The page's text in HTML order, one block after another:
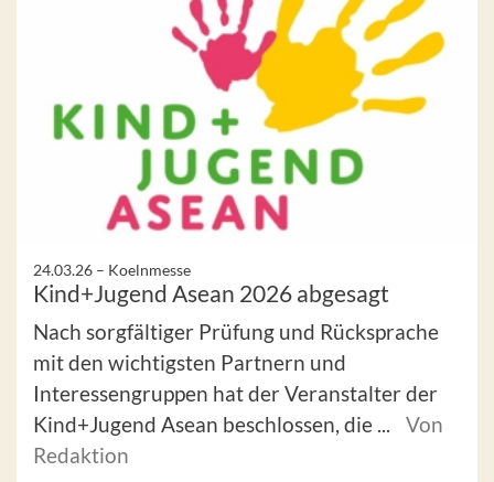
24.03.26 – Koelnmesse
Kind+Jugend Asean 2026 abgesagt
Nach sorgfältiger Prüfung und Rücksprache
mit den wichtigsten Partnern und
Interessengruppen hat der Veranstalter der
Kind+Jugend Asean beschlossen, die ...
Von
Redaktion